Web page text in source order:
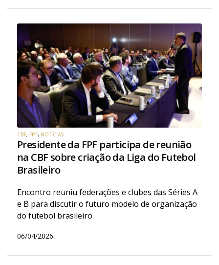
CBF, FPF, NOTÍCIAS
Presidente da FPF participa de reunião
na CBF sobre criação da Liga do Futebol
Brasileiro
Encontro reuniu federações e clubes das Séries A
e B para discutir o futuro modelo de organização
do futebol brasileiro.
06/04/2026